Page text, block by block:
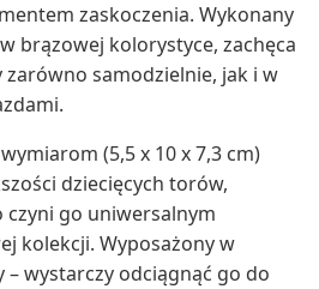
zaskoczenia. Wykonany
brązowej kolorystyce, zachęca
samodzielnie, jak i w
(5,5 x 10 x 7,3 cm)
dziecięcych torów,
czyni go uniwersalnym
kolekcji. Wyposażony w
wystarczy odciągnąć go do